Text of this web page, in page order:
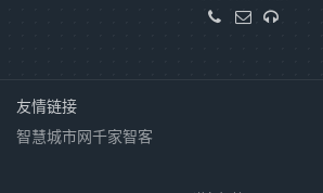
友情链接
智慧城市网千家智客